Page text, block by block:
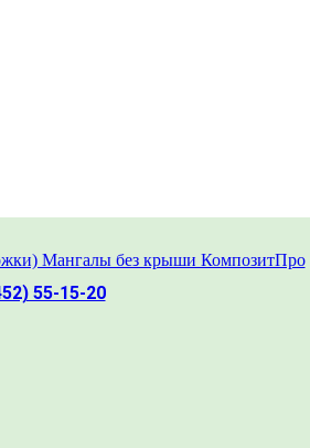
55-15-20